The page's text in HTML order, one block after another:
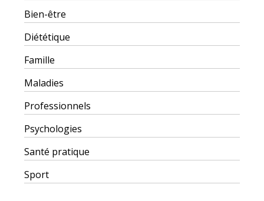
Bien-être
Diététique
Famille
Maladies
Professionnels
Psychologies
Santé pratique
Sport